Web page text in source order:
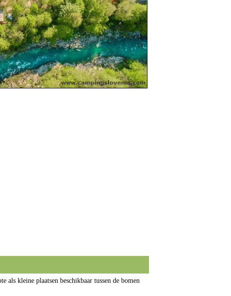
als kleine plaatsen beschikbaar tussen de bomen